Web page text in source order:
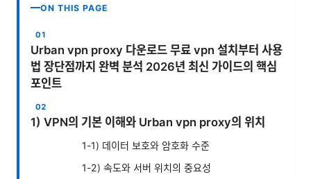
ON THIS PAGE
Urban vpn proxy 다운로드 무료 vpn 설치부터 사용
법 장단점까지 완벽 분석 2026년 최신 가이드의 핵심
포인트
1) VPN의 기본 이해와 Urban vpn proxy의 위치
1-1) 데이터 보호와 암호화 수준
1-2) 속도와 서버 위치의 중요성